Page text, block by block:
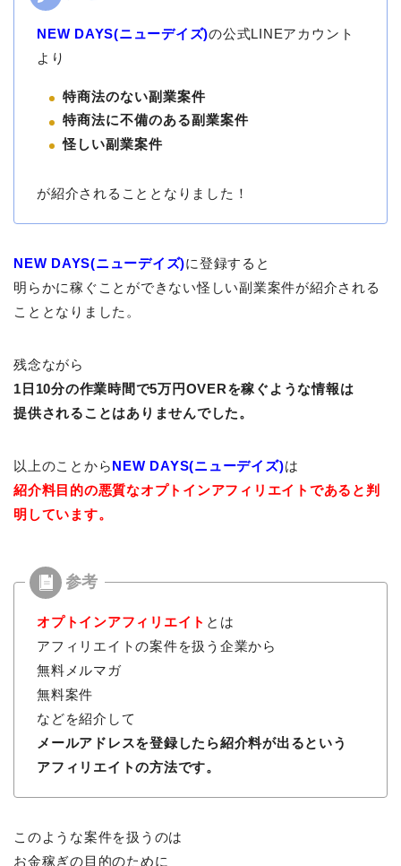
NEW DAYS(ニューデイズ)の公式LINEアカウント
より
特商法のない副業案件
特商法に不備のある副業案件
怪しい副業案件
が紹介されることとなりました！
NEW DAYS(ニューデイズ)に登録すると
明らかに稼ぐことができない怪しい副業案件が紹介される
こととなりました。
残念ながら
1日10分の作業時間で5万円OVERを稼ぐような情報は
提供されることはありませんでした。
以上のことからNEW DAYS(ニューデイズ)は
紹介料目的の悪質なオプトインアフィリエイトであると判
明しています。
オプトインアフィリエイト とは
アフィリエイトの案件を扱う企業から
無料メルマガ
無料案件
などを紹介して
メールアドレスを登録したら紹介料が出るという
アフィリエイトの方法です。
このような案件を扱うのは
お金稼ぎの目的のために